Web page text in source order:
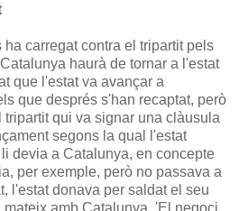
carregat contra el tripartit pels
haurà de tornar a l'estat
que l'estat va avançar a
que després s'han recaptat, però
tripartit qui va signar una clàusula
segons la qual l'estat
devia a Catalunya, en concepte
per exemple, però no passava a
l'estat donava per saldat el seu
amb Catalunya. 'El negoci